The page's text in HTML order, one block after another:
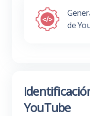
de
YouTube